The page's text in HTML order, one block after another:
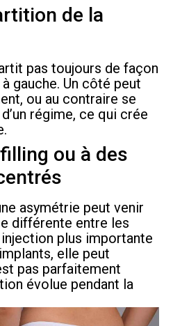
de la
pas toujours de façon
gauche. Un côté peut
ou au contraire se
régime, ce qui crée
ou à des
asymétrie peut venir
différente entre les
injection plus importante
elle peut
pas parfaitement
évolue pendant la